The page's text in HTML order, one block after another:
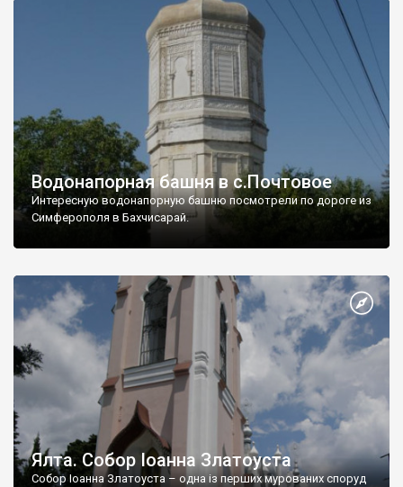
Водонапорная башня в с.Почтовое
Интересную водонапорную башню посмотрели по дороге из
Симферополя в Бахчисарай.
Ялта. Собор Іоанна Златоуста
Собор Іоанна Златоуста – одна із перших мурованих споруд